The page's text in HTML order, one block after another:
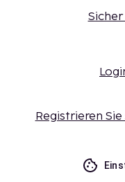
Registrieren